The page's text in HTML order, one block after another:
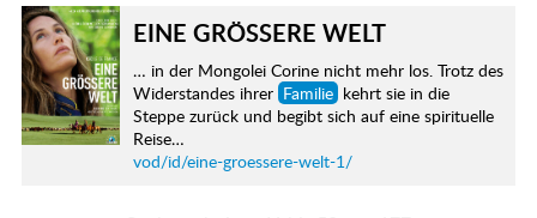
EINE GRÖSSERE WELT
… in der Mongolei Corine nicht mehr los. Trotz des
Widerstandes ihrer Familie kehrt sie in die
Steppe zurück und begibt sich auf eine spirituelle
Reise…
vod/id/eine-groessere-welt-1/